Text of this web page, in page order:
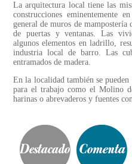
La arquitectura local tiene las
construcciones eminentemente
general de muros de mampostería
de puertas y ventanas. Las
algunos elementos en ladrillo,
industria local de barro. Las
entramados de madera.
En la localidad también se
para el trabajo como el Molino
harinas o abrevaderos y fuentes